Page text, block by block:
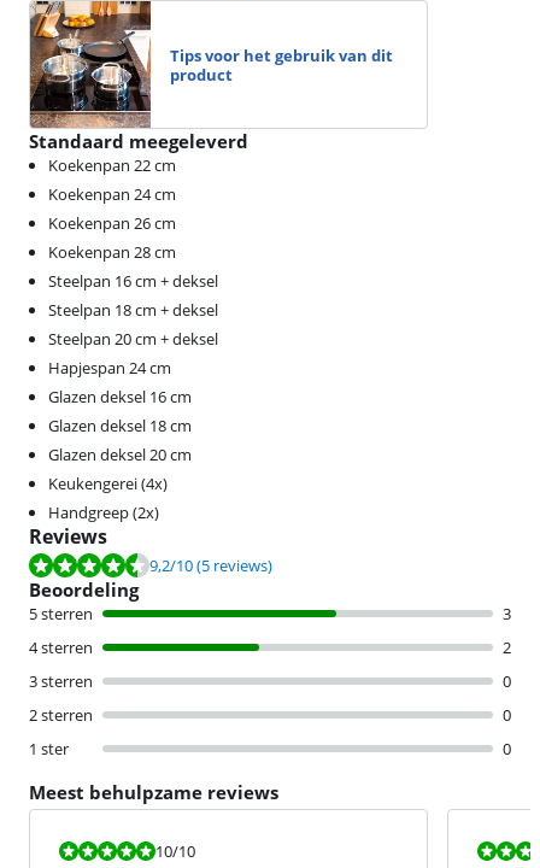
Tips voor het gebruik van dit
product
Standaard meegeleverd
Koekenpan 22 cm
Koekenpan 24 cm
Koekenpan 26 cm
Koekenpan 28 cm
Steelpan 16 cm + deksel
Steelpan 18 cm + deksel
Steelpan 20 cm + deksel
Hapjespan 24 cm
Glazen deksel 16 cm
Glazen deksel 18 cm
Glazen deksel 20 cm
Keukengerei (4x)
Handgreep (2x)
Reviews
Beoordeling is 9,2 van de 10, gebaseerd op 5 reviews.
9,2/10(5 reviews)
Beoordeling
5 sterren
3
4 sterren
2
3 sterren
0
2 sterren
0
1 ster
0
Meest behulpzame reviews
Beoordeling is 10 van de 10.
10/10